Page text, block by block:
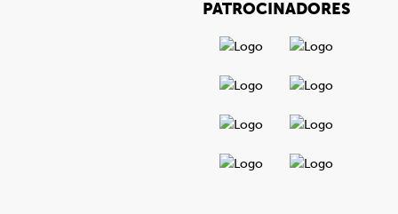
PATROCINADORES